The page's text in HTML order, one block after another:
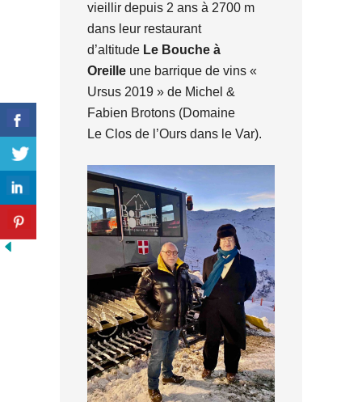
vieillir depuis 2 ans à 2700 m
dans leur restaurant
d’altitude Le Bouche à
Oreille une barrique de vins «
Ursus 2019 » de Michel &
Fabien Brotons (Domaine
Le Clos de l’Ours dans le Var).